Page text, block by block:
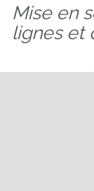
Mise en
lignes et